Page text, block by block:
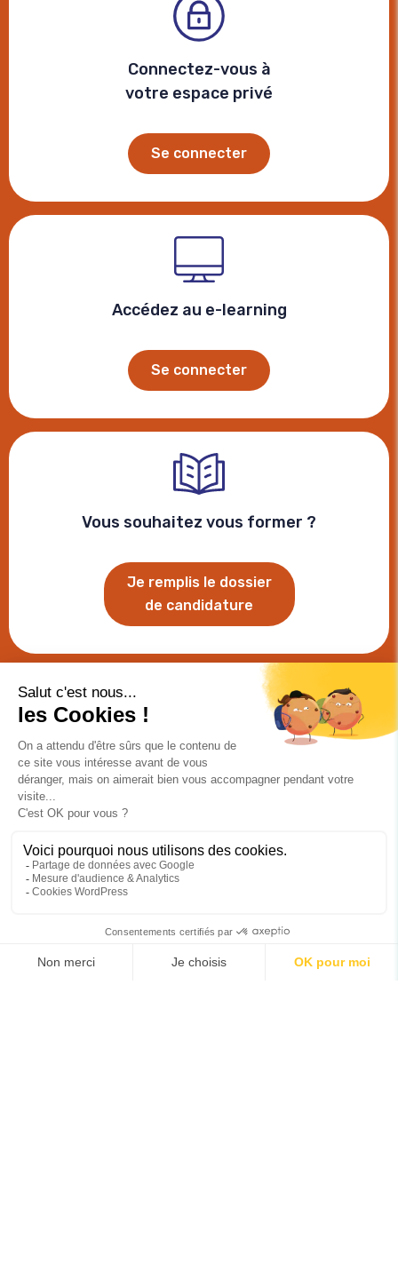
Connectez-vous à
votre espace privé
Se connecter
Accédez au e-learning
Se connecter
Vous souhaitez vous former ?
Je remplis le dossier
de candidature